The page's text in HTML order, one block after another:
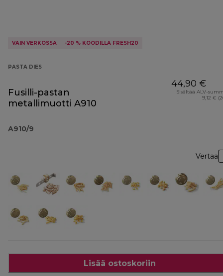
VAIN VERKOSSA -20 % KOODILLA FRESH20
PASTA DIES
Fusilli-pastan
metallimuotti A910
A910/9
44,90 €
Sisältää ALV-
9,12 €
Vertaa
Lisää ostoskoriin